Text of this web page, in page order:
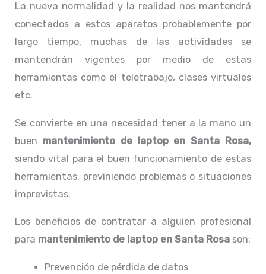
La nueva normalidad y la realidad nos mantendrá
conectados a estos aparatos probablemente por
largo tiempo, muchas de las actividades se
mantendrán vigentes por medio de estas
herramientas como el teletrabajo, clases virtuales
etc.
Se convierte en una necesidad tener a la mano un
buen mantenimiento de laptop en Santa Rosa,
siendo vital para el buen funcionamiento de estas
herramientas, previniendo problemas o situaciones
imprevistas.
Los beneficios de contratar a alguien profesional
para mantenimiento de laptop en Santa Rosa son:
Prevención de pérdida de datos